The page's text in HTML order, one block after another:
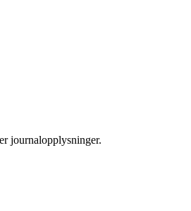
journalopplysninger.